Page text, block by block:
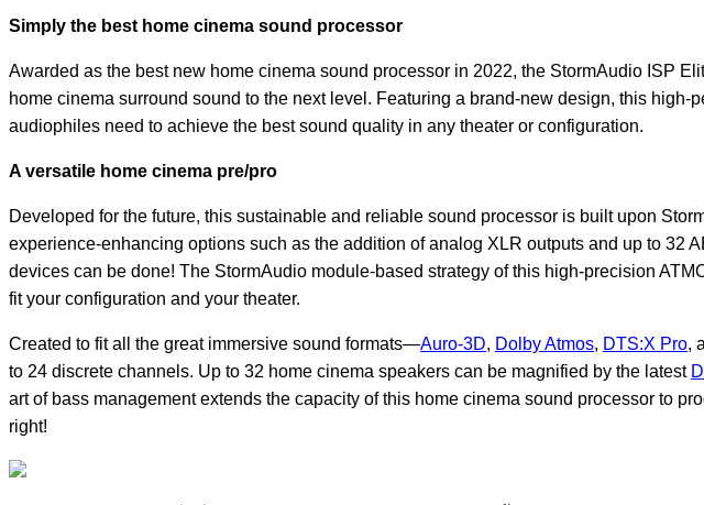
Simply the best home cinema sound processor
Awarded as the best new home cinema sound processor in 2022, the StormAudio ISP
home cinema surround sound to the next level. Featuring a brand-new design, this
audiophiles need to achieve the best sound quality in any theater or configuration.
A versatile home cinema pre/pro
Developed for the future, this sustainable and reliable sound processor is built upon
experience-enhancing options such as the addition of analog XLR outputs and up to 32
devices can be done! The StormAudio module-based strategy of this high-precision
fit your configuration and your theater.
Created to fit all the great immersive sound formats—Auro-3D, Dolby Atmos, DTS:X Pro,
to 24 discrete channels. Up to 32 home cinema speakers can be magnified by the latest
art of bass management extends the capacity of this home cinema sound processor to
right!